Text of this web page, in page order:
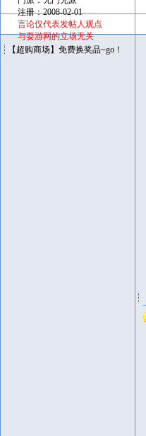
注册：2008-02-01
言论仅代表发帖人观点
与耍游网的立场无关
【超购商场】免费换奖品~go！